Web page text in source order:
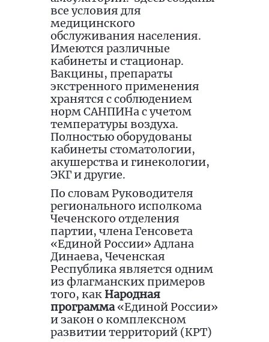
все условия для
медицинского
обслуживания населения.
Имеются различные
кабинеты и стационар.
Вакцины, препараты
экстренного применения
хранятся с соблюдением
норм САНПИНа с учетом
температуры воздуха.
Полностью оборудованы
кабинеты стоматологии,
акушерства и гинекологии,
ЭКГ и другие.
По словам Руководителя
регионального исполкома
Чеченского отделения
партии, члена Генсовета
«Единой России» Адлана
Динаева, Чеченская
Республика является одним
из флагманских примеров
того, как Народная
программа«Единой России»
и закон о комплексном
развитии территорий (КРТ)